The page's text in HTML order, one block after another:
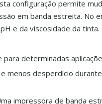
configuração permite
em banda estreita. No
e da viscosidade da tinta.
determinadas
menos desperdício
impressora de banda